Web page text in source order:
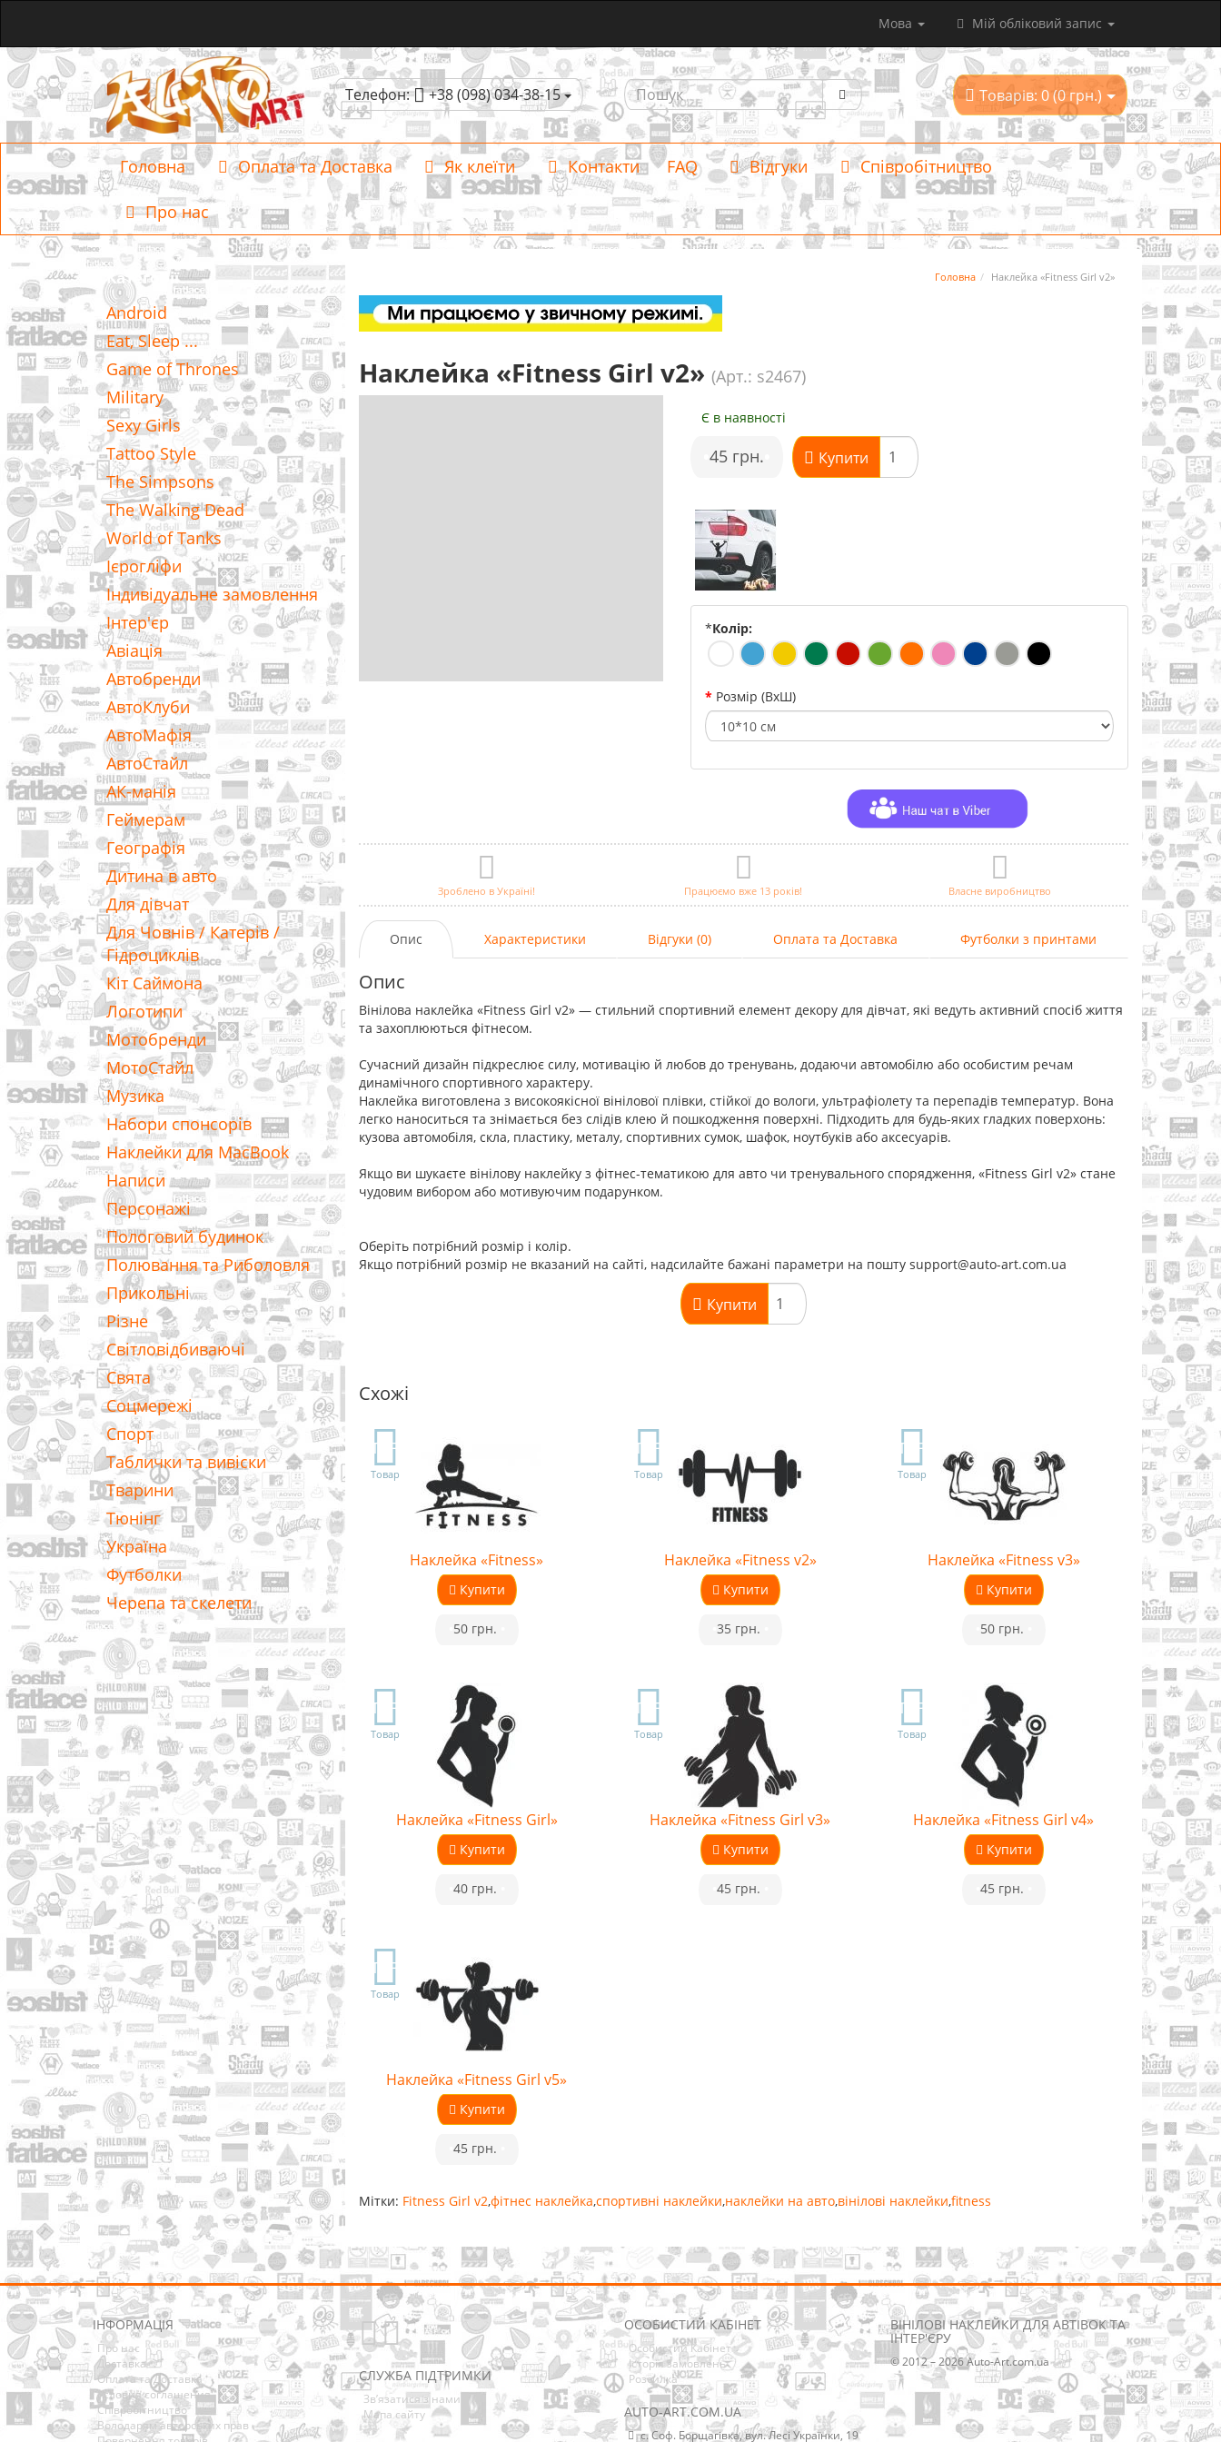
Мова Мій обліковий запис
Телефон: +38 (098) 034-38-15 Товарів: 0 (0 грн.)
Головна Оплата та Доставка Як клеїти Контакти FAQ Відгуки Співробітництво
Про нас
Категорії
Android
Eat, Sleep ...
Game of Thrones
Military
Sexy Girls
Tattoo Style
The Simpsons
The Walking Dead
World of Tanks
Ієрогліфи
Індивідуальне замовлення
Інтер'єр
Авіація
Автобренди
АвтоКлуби
АвтоМафія
АвтоСтайл
АК-манія
Геймерам
Географія
Дитина в авто
Для дівчат
Для Човнів / Катерів /
Гідроциклів
Кіт Саймона
Логотипи
Мотобренди
МотоСтайл
Музика
Набори спонсорів
Наклейки для MacBook
Написи
Персонажі
Пологовий будинок
Полювання та Риболовля
Прикольні
Різне
Світловідбиваючі
Свята
Соцмережі
Спорт
Таблички та вивіски
Тварини
Тюнінг
Україна
Футболки
Черепа та скелети
Головна Наклейка «Fitness Girl v2»
Наклейка «Fitness Girl v2» (Арт.: s2467)
Є в наявності
•45 грн. Купити
*Колір:
Розмір (ВхШ)
Зроблено в Україні! Працюємо вже 13 років! Власне виробництво
Опис Характеристики Відгуки (0) Оплата та Доставка Футболки з принтами
Опис
Вінілова наклейка «Fitness Girl v2» — стильний спортивний елемент декору для дівчат, які ведуть активний спосіб життя
та захоплюються фітнесом.
Сучасний дизайн підкреслює силу, мотивацію й любов до тренувань, додаючи автомобілю або особистим речам
динамічного спортивного характеру.
Наклейка виготовлена з високоякісної вінілової плівки, стійкої до вологи, ультрафіолету та перепадів температур. Вона
легко наноситься та знімається без слідів клею й пошкодження поверхні. Підходить для будь-яких гладких поверхонь:
кузова автомобіля, скла, пластику, металу, спортивних сумок, шафок, ноутбуків або аксесуарів.
Якщо ви шукаєте вінілову наклейку з фітнес-тематикою для авто чи тренувального спорядження, «Fitness Girl v2» стане
чудовим вибором або мотивуючим подарунком.
Оберіть потрібний розмір і колір.
Якщо потрібний розмір не вказаний на сайті, надсилайте бажані параметри на пошту support@auto-art.com.ua
Купити
Схожі
TOP
Товар
Наклейка «Fitness»
Купити
50 грн.
TOP
Товар
Наклейка «Fitness v2»
Купити
35 грн.
TOP
Товар
Наклейка «Fitness v3»
Купити
50 грн.
TOP
Товар
Наклейка «Fitness Girl»
Купити
40 грн.
TOP
Товар
Наклейка «Fitness Girl v3»
Купити
45 грн.
TOP
Товар
Наклейка «Fitness Girl v4»
Купити
45 грн.
TOP
Товар
Наклейка «Fitness Girl v5»
Купити
45 грн.
Мітки: Fitness Girl v2,фітнес наклейка,спортивні наклейки,наклейки на авто,вінілові наклейки,fitness
ІНФОРМАЦІЯ
Про нас
Доставка
Оплата та Доставка
Условия соглашения
Співробітництво
Володарям авторських прав
СЛУЖБА ПІДТРИМКИ
Зв’язатися з нами
Мапа сайту
ОСОБИСТИЙ КАБІНЕТ
Особистий Кабінет
Історія замовлень
Розсилка
AUTO-ART.COM.UA
с. Соф. Борщагівка, вул. Лесі Українки, 19
ВІНІЛОВІ НАКЛЕЙКИ ДЛЯ АВТІВОК ТА
ІНТЕР'ЄРУ
© 2012 – 2026 Auto-Art.com.ua